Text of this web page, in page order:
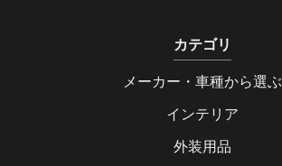
カテゴリ
メーカー・車種から選ぶ
インテリア
外装用品